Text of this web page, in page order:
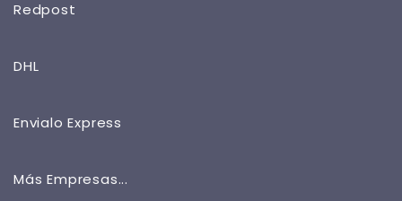
Redpost
DHL
Envialo Express
Más Empresas...